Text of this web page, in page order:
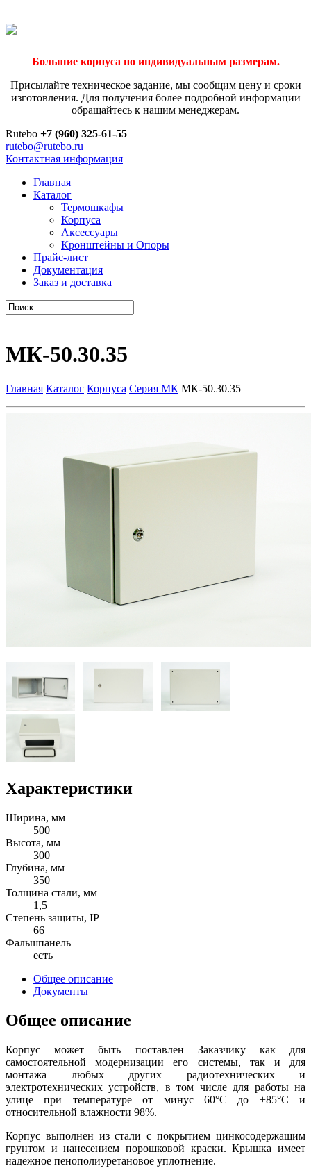
Большие корпуса по индивидуальным размерам.
Присылайте техническое задание, мы сообщим цену и сроки
изготовления. Для получения более подробной информации
обращайтесь к нашим менеджерам.
Rutebo +7 (960) 325-61-55
rutebo@rutebo.ru
Контактная информация
Главная
Каталог
Термошкафы
Корпуса
Аксессуары
Кронштейны и Опоры
Прайс-лист
Документация
Заказ и доставка
МК-50.30.35
Главная Каталог Корпуса Серия МК МК-50.30.35
Характеристики
Ширина, мм
500
Высота, мм
300
Глубина, мм
350
Толщина стали, мм
1,5
Степень защиты, IP
66
Фальшпанель
есть
Общее описание
Документы
Общее описание
Корпус может быть поставлен Заказчику как для
самостоятельной модернизации его системы, так и для
монтажа любых других радиотехнических и
электротехнических устройств, в том числе для работы на
улице при температуре от минус 60°С до +85°С и
относительной влажности 98%.
Корпус выполнен из стали с покрытием цинкосодержащим
грунтом и нанесением порошковой краски. Крышка имеет
надежное пенополиуретановое уплотнение.